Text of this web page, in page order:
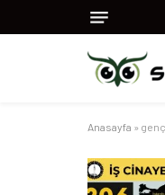
Anasayfa »